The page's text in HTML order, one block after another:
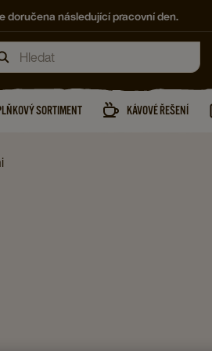
doručena následující pracovní den.
SORTIMENT KÁVOVÉ ŘEŠENÍ